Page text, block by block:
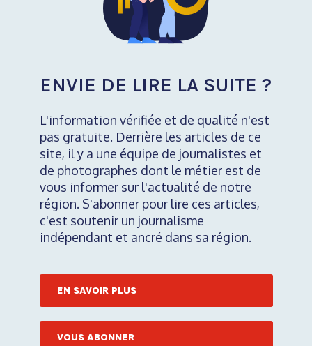
ENVIE DE LIRE LA SUITE ?
L'information vérifiée et de qualité n'est
pas gratuite. Derrière les articles de ce
site, il y a une équipe de journalistes et
de photographes dont le métier est de
vous informer sur l'actualité de notre
région. S'abonner pour lire ces articles,
c'est soutenir un journalisme
indépendant et ancré dans sa région.
EN SAVOIR PLUS
VOUS ABONNER